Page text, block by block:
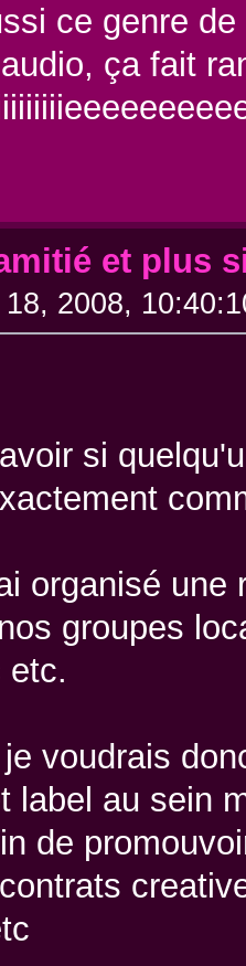
ce genre
ça fait
et plus
2008,
si
organisé une
groupes
etc.
voudrais
label au sein
de